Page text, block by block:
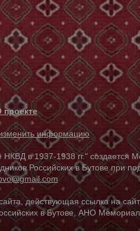
проекте
информацию
в 1937-1938 гг." создается
Российских в Бутове при
действующая ссылка на
в Бутове, АНО